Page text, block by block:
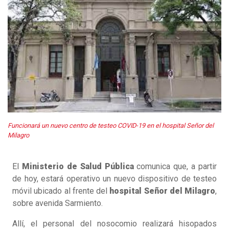
Funcionará un nuevo centro de testeo COVID-19 en el hospital Señor del
Milagro
El Ministerio de Salud Públicacomunica que, a partir
de hoy, estará operativo un nuevo dispositivo de testeo
móvil ubicado al frente del hospital Señor del Milagro,
sobre avenida Sarmiento.
Allí, el personal del nosocomio realizará hisopados